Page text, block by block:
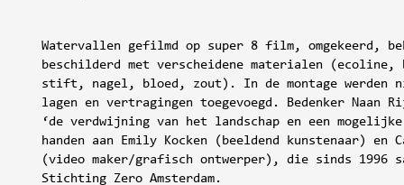
Watervallen gefilmd op super 8 film, omgekeerd,
beschilderd met verscheidene materialen
stift, nagel, bloed, zout). In de montage werden
lagen en vertragingen toegevoegd. Bedenker Naan
‘de verdwijning van het landschap en een
handen aan Emily Kocken (beeldend kunstenaar) en
(video maker/grafisch ontwerper), die sinds 1996
Stichting Zero Amsterdam.